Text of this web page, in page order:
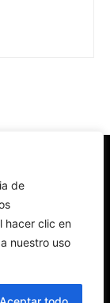
de
hacer clic en
nuestro uso